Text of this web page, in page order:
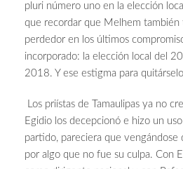
pluri número uno en la elección
que recordar que Melhem también
perdedor en los últimos
incorporado: la elección local del
2018. Y ese estigma para
Los priístas de Tamaulipas ya no
Egidio los decepcionó e hizo un
partido, pareciera que vengándose
por algo que no fue su culpa. Con